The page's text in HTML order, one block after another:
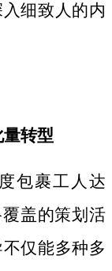
细致人的内
转型
包裹工人达
盖的策划活
仅能多种多